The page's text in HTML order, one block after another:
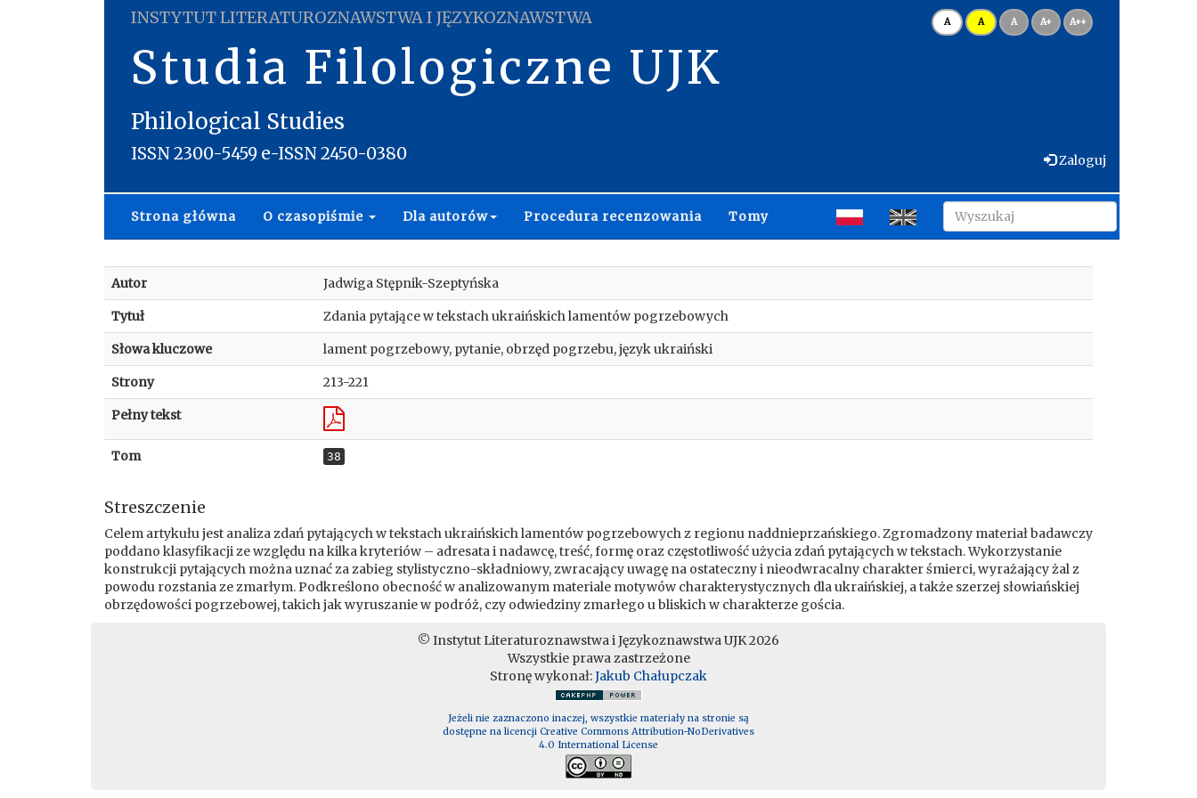
INSTYTUT LITERATUROZNAWSTWA I JĘZYKOZNAWSTWA
Studia Filologiczne UJK
Philological Studies
ISSN 2300-5459 e-ISSN 2450-0380
A A A A+ A++
Zaloguj
Strona główna O czasopiśmie Dla autorów Procedura recenzowania Tomy
Autor Jadwiga Stępnik-Szeptyńska
Tytuł Zdania pytające w tekstach ukraińskich lamentów pogrzebowych
Słowa kluczowe lament pogrzebowy, pytanie, obrzęd pogrzebu, język ukraiński
Strony 213-221
Pełny tekst
Tom 38
Streszczenie
Celem artykułu jest analiza zdań pytających w tekstach ukraińskich lamentów pogrzebowych z regionu naddnieprzańskiego. Zgromadzony materiał badawczy
poddano klasyfikacji ze względu na kilka kryteriów – adresata i nadawcę, treść, formę oraz częstotliwość użycia zdań pytających w tekstach. Wykorzystanie
konstrukcji pytających można uznać za zabieg stylistyczno-składniowy, zwracający uwagę na ostateczny i nieodwracalny charakter śmierci, wyrażający żal z
powodu rozstania ze zmarłym. Podkreślono obecność w analizowanym materiale motywów charakterystycznych dla ukraińskiej, a także szerzej słowiańskiej
obrzędowości pogrzebowej, takich jak wyruszanie w podróż, czy odwiedziny zmarłego u bliskich w charakterze gościa.
© Instytut Literaturoznawstwa i Językoznawstwa UJK 2026
Wszystkie prawa zastrzeżone
Stronę wykonał:Jakub Chałupczak
Jeżeli nie zaznaczono inaczej, wszystkie materiały na stronie są
dostępne na licencji Creative Commons Attribution-NoDerivatives
4.0 International License